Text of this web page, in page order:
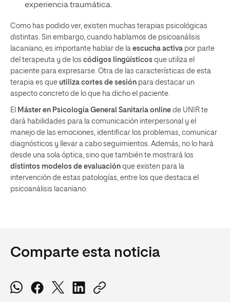
experiencia traumática.
Como has podido ver, existen muchas terapias psicológicas
distintas. Sin embargo, cuando hablamos de psicoanálisis
lacaniano, es importante hablar de la escucha activa por parte
del terapeuta y de los códigos lingüísticos que utiliza el
paciente para expresarse. Otra de las características de esta
terapia es que utiliza cortes de sesión para destacar un
aspecto concreto de lo que ha dicho el paciente.
El Máster en Psicología General Sanitaria online de UNIR te
dará habilidades para la comunicación interpersonal y el
manejo de las emociones, identificar los problemas, comunicar
diagnósticos y llevar a cabo seguimientos. Además, no lo hará
desde una sola óptica, sino que también te mostrará los
distintos modelos de evaluación que existen para la
intervención de estas patologías, entre los que destaca el
psicoanálisis lacaniano.
Comparte esta noticia